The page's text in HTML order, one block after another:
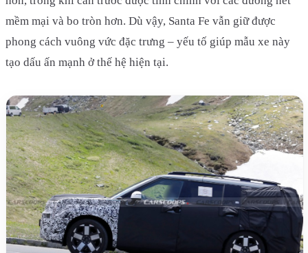
mềm mại và bo tròn hơn. Dù vậy, Santa Fe vẫn giữ được
phong cách vuông vức đặc trưng – yếu tố giúp mẫu xe này
tạo dấu ấn mạnh ở thế hệ hiện tại.